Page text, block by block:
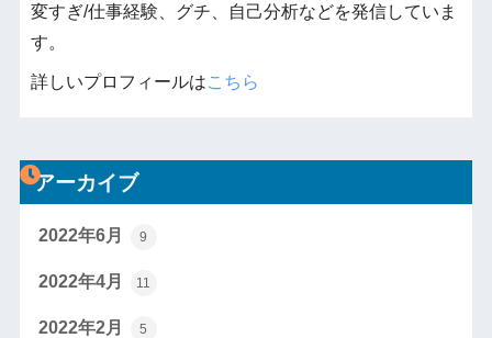
変すぎ/仕事経験、グチ、自己分析などを発信していま
す。
詳しいプロフィールはこちら
アーカイブ
2022年6月 9
2022年4月 11
2022年2月 5